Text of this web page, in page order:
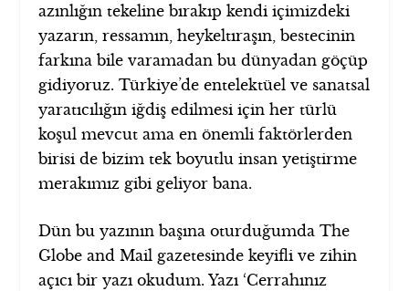
azınlığın tekeline bırakıp kendi içimizdeki
yazarın, ressamın, heykeltıraşın, bestecinin
farkına bile varamadan bu dünyadan göçüp
gidiyoruz. Türkiye’de entelektüel ve sanatsal
yaratıcılığın iğdiş edilmesi için her türlü
koşul mevcut ama en önemli faktörlerden
birisi de bizim tek boyutlu insan yetiştirme
merakımız gibi geliyor bana.
Dün bu yazının başına oturduğumda The
Globe and Mail gazetesinde keyifli ve zihin
açıcı bir yazı okudum. Yazı ‘Cerrahınız